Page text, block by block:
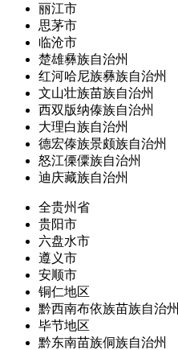
丽江市
思茅市
临沧市
楚雄彝族自治州
红河哈尼族彝族自治州
文山壮族苗族自治州
西双版纳傣族自治州
大理白族自治州
德宏傣族景颇族自治州
怒江傈僳族自治州
迪庆藏族自治州
全贵州省
贵阳市
六盘水市
遵义市
安顺市
铜仁地区
黔西南布依族苗族自治州
毕节地区
黔东南苗族侗族自治州